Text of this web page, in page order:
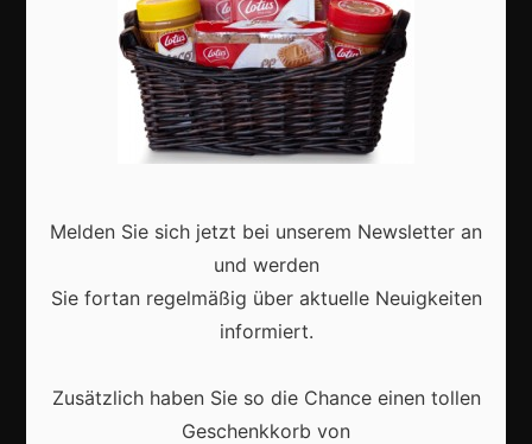
Karneval in Deutschland: Traditionen, Kostüme und
moderne Feierkultur
Karneval in Berlin erleben: Kreativität, Kultur und
Gemeinschaft auf einzigartige Weise entdecken
Melden Sie sich jetzt bei unserem Newsletter an
und werden
Sie fortan regelmäßig über aktuelle Neuigkeiten
informiert.
Zusätzlich haben Sie so die Chance einen tollen
Geschenkkorb von